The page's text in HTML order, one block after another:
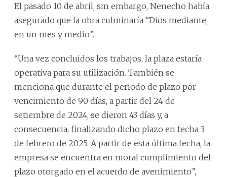
El pasado 10 de abril, sin embargo, Nenecho había
asegurado que la obra culminaría “Dios mediante,
en un mes y medio”.
“Una vez concluidos los trabajos, la plaza estaría
operativa para su utilización. También se
menciona que durante el periodo de plazo por
vencimiento de 90 días, a partir del 24 de
setiembre de 2024, se dieron 43 días y, a
consecuencia, finalizando dicho plazo en fecha 3
de febrero de 2025. A partir de esta última fecha, la
empresa se encuentra en moral cumplimiento del
plazo otorgado en el acuerdo de avenimiento”,